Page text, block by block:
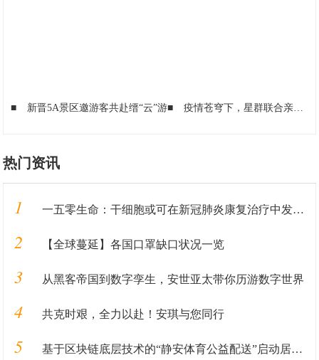
■ 新晋5A景区邀游客共赴缙“云”游■ 疫情苍穹下，星群联合亲邻致敬社区一线工作者
热门资讯
1 一五零生命：干细胞或可在新冠肺炎康复治疗中发挥重要作用
2 【全球蔓延】各国口罩缺口状况一览
3 从黑客帝国到数字孪生，安世亚太带你历游数字世界
4 共克时艰，全力以赴！安琪与您同行
5 基于区块链底层技术的“静安体育公益配送”启动居家健身在线服务